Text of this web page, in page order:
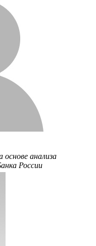
основе анализа
России